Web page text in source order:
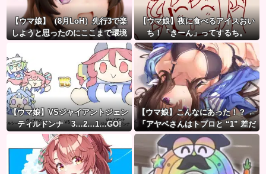
【ウマ娘】（8月LoH）先行3で楽
しようと思ったのにここまで環境
が変わるとは思わなかったのだ…
【ウマ娘】夜に食べるアイスおい
ち！「きーん」ってするち。
【ウマ娘】VSジャイアントジェン
ティルドンナ 3…2…1…GO!
【ウマ娘】こんなにあった！？ ←
「アヤベさんはトプロと “1” 差だ
ぞ」